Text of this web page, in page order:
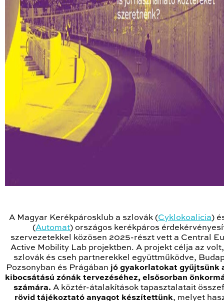
A Magyar Kerékpárosklub a szlovák (Cyklokoalicia)
(Automat) országos kerékpáros
szervezetekkel közösen 2025-részt vett a Central
Active Mobility Lab projektben. A projekt célja az
szlovák és cseh partnerekkel együttműködve,
Pozsonyban és Prágában jó gyakorlatokat gyűjtsünk
kibocsátású zónák tervezéséhez, elsősorban
számára. A köztér-átalakítások tapasztalatait
rövid tájékoztató anyagot készítettünk, melyet